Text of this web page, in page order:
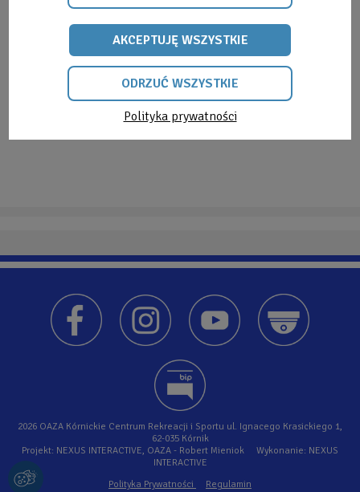
2026 OAZA Kórnickie Centrum Rekreacji i Sportu ul. Ignacego Krasickiego 1,
62-035 Kórnik
Projekt: NEXUS INTERACTIVE, OAZA - Robert Mieniok Wykonanie: NEXUS
INTERACTIVE
Polityka Prywatności
Regulamin
Polityka prywatności
ODRZUĆ WSZYSTKIE
AKCEPTUJĘ WSZYSTKIE